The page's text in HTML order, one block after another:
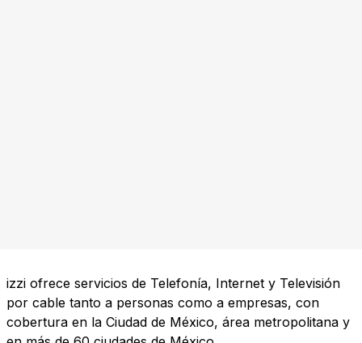
izzi ofrece servicios de Telefonía, Internet y Televisión
por cable tanto a personas como a empresas, con
cobertura en la Ciudad de México, área metropolitana y